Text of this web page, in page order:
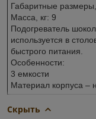
Габаритные
Масса, кг: 9
Подогреватель
используется в
быстрого питания.
Особенности:
3 емкости
Материал корпуса –
Скрыть